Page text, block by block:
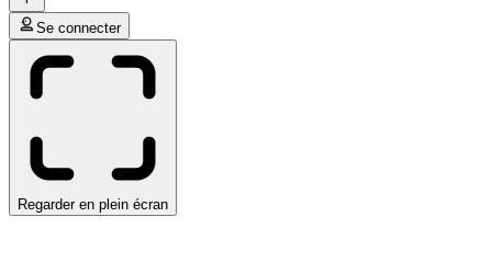
Se connecter
Regarder en plein écran